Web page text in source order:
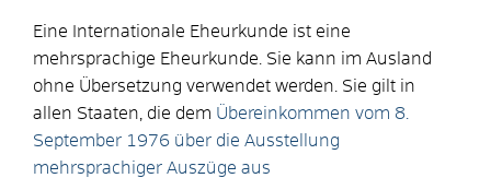
Eine Internationale Eheurkunde ist eine
mehrsprachige Eheurkunde. Sie kann im Ausland
ohne Übersetzung verwendet werden. Sie gilt in
allen Staaten, die dem Übereinkommen vom 8.
September 1976 über die Ausstellung
mehrsprachiger Auszüge aus